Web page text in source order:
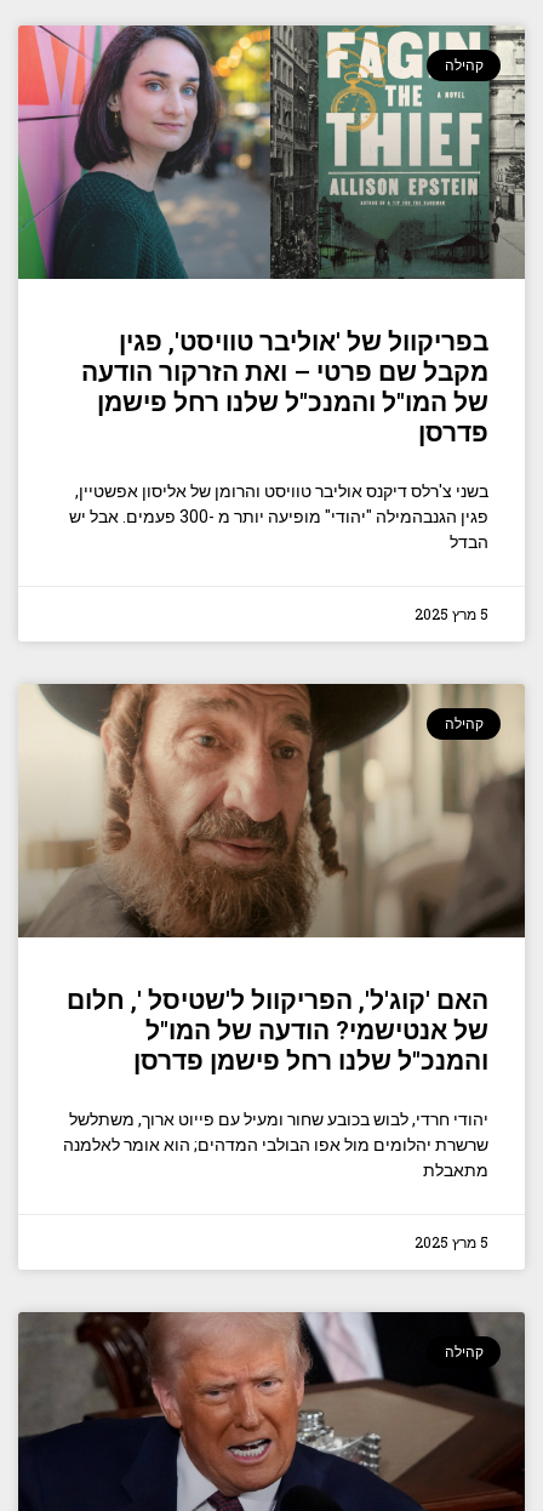
קהילה
בפריקוול של 'אוליבר טוויסט', פגין
מקבל שם פרטי – ואת הזרקור הודעה
של המו"ל והמנכ"ל שלנו רחל פישמן
פדרסן
בשני צ'רלס דיקנס אוליבר טוויסט והרומן של אליסון אפשטיין,
פגין הגנבהמילה "יהודי" מופיעה יותר מ -300 פעמים. אבל יש
הבדל
5 מרץ 2025
קהילה
האם 'קוג'ל', הפריקוול ל'שטיסל ', חלום
של אנטישמי? הודעה של המו"ל
והמנכ"ל שלנו רחל פישמן פדרסן
יהודי חרדי, לבוש בכובע שחור ומעיל עם פייוט ארוך, משתלשל
שרשרת יהלומים מול אפו הבולבי המדהים; הוא אומר לאלמנה
מתאבלת
5 מרץ 2025
קהילה